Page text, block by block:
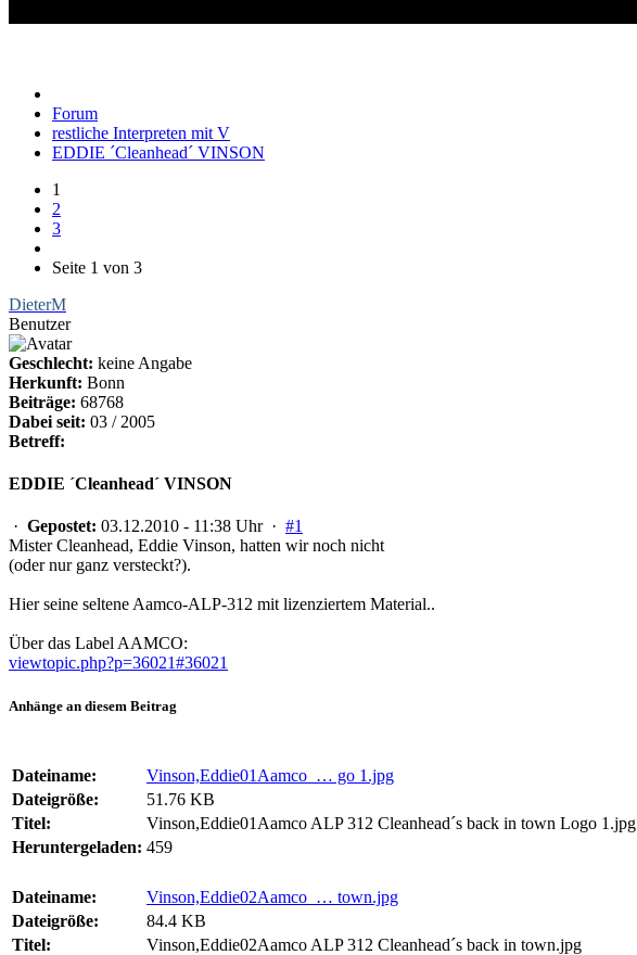
Forum
restliche Interpreten mit V
EDDIE ´Cleanhead´ VINSON
1
2
3
Seite 1 von 3
DieterM
Benutzer
Geschlecht: keine Angabe
Herkunft: Bonn
Beiträge: 68768
Dabei seit: 03 / 2005
Betreff:
EDDIE ´Cleanhead´ VINSON
· Gepostet: 03.12.2010 - 11:38 Uhr · #1
Mister Cleanhead, Eddie Vinson, hatten wir noch nicht
(oder nur ganz versteckt?).
Hier seine seltene Aamco-ALP-312 mit lizenziertem Material..
Über das Label AAMCO:
viewtopic.php?p=36021#36021
Anhänge an diesem Beitrag
Dateiname:
Vinson,Eddie01Aamco … go 1.jpg
Dateigröße:
51.76 KB
Titel:
Vinson,Eddie01Aamco ALP 312 Cleanhead´s back in town Logo 1.jpg
Heruntergeladen: 459
Dateiname:
Vinson,Eddie02Aamco … town.jpg
Dateigröße:
84.4 KB
Titel:
Vinson,Eddie02Aamco ALP 312 Cleanhead´s back in town.jpg